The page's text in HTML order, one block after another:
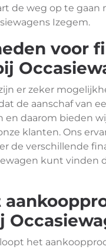
de weg op te gaan
Izegem.
voor
er zeker
de aanschaf van
en daarom bieden
klanten. Ons
de verschillende
kunt vinden
het